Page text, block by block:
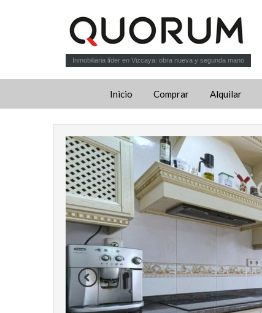
Inmobiliaria líder en Vizcaya: obra nueva y segunda mano
Inicio Comprar Alquilar